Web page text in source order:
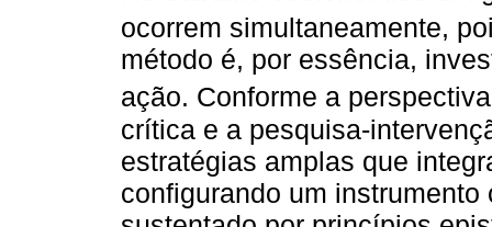
ocorrem simultaneamente,
método é, por essência,
ação. Conforme a
crítica e a pesquisa-
estratégias amplas que
configurando um